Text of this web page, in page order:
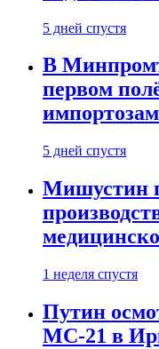
5 дней спустя
В
первом
5 дней спустя
Мишустин
1 неделя спустя
Путин
МС-21 в